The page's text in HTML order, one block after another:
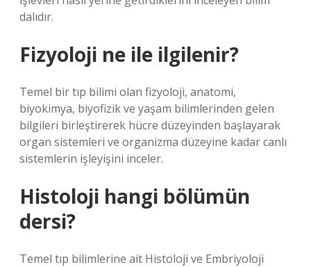
dalıdır.
Fizyoloji ne ile ilgilenir?
Temel bir tıp bilimi olan fizyoloji, anatomi,
biyokimya, biyofizik ve yaşam bilimlerinden gelen
bilgileri birleştirerek hücre düzeyinden başlayarak
organ sistemleri ve organizma düzeyine kadar canlı
sistemlerin işleyişini inceler.
Histoloji hangi bölümün
dersi?
Temel tıp bilimlerine ait Histoloji ve Embriyoloji